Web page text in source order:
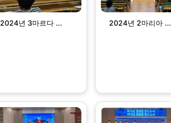
2024년 3마르다 ... 2024년 2마리아 ...